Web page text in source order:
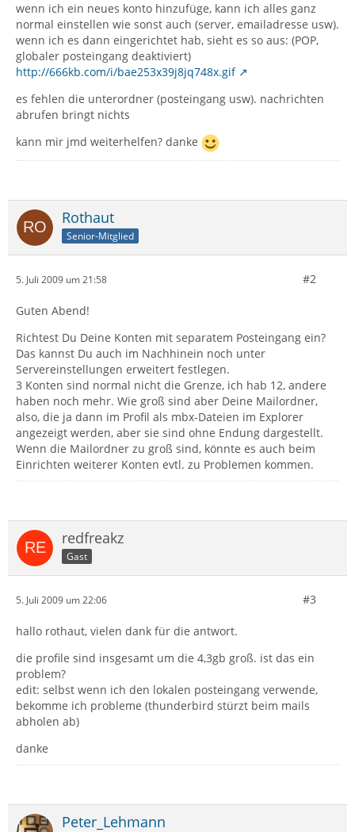
wenn ich ein neues konto hinzufüge, kann ich alles ganz
normal einstellen wie sonst auch (server, emailadresse usw).
wenn ich es dann eingerichtet hab, sieht es so aus: (POP,
globaler posteingang deaktiviert)
http://666kb.com/i/bae253x39j8jq748x.gif
es fehlen die unterordner (posteingang usw). nachrichten
abrufen bringt nichts
kann mir jmd weiterhelfen? danke
Rothaut
Senior-Mitglied
5. Juli 2009 um 21:58 #2
Guten Abend!
Richtest Du Deine Konten mit separatem Posteingang ein?
Das kannst Du auch im Nachhinein noch unter
Servereinstellungen erweitert festlegen.
3 Konten sind normal nicht die Grenze, ich hab 12, andere
haben noch mehr. Wie groß sind aber Deine Mailordner,
also, die ja dann im Profil als mbx-Dateien im Explorer
angezeigt werden, aber sie sind ohne Endung dargestellt.
Wenn die Mailordner zu groß sind, könnte es auch beim
Einrichten weiterer Konten evtl. zu Problemen kommen.
redfreakz
Gast
5. Juli 2009 um 22:06 #3
hallo rothaut, vielen dank für die antwort.
die profile sind insgesamt um die 4,3gb groß. ist das ein
problem?
edit: selbst wenn ich den lokalen posteingang verwende,
bekomme ich probleme (thunderbird stürzt beim mails
abholen ab)
danke
Peter_Lehmann